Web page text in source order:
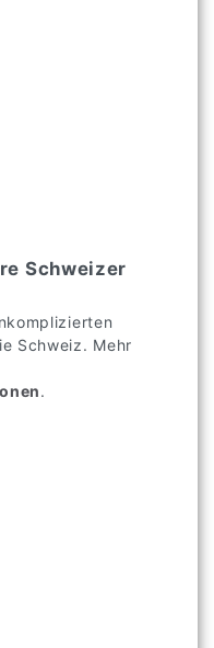
Schweizer
Schweiz. Mehr
.